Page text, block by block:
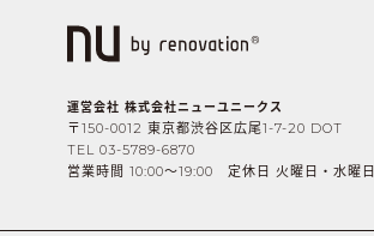
運営会社 株式会社ニューユニークス
〒150-0012 東京都渋谷区広尾1-7-20 DOT
TEL 03-5789-6870
営業時間 10:00〜19:00 定休日 火曜日・水曜日